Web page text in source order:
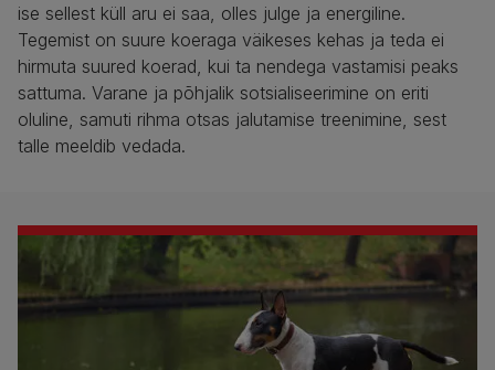
ise sellest küll aru ei saa, olles julge ja energiline.
Tegemist on suure koeraga väikeses kehas ja teda ei
hirmuta suured koerad, kui ta nendega vastamisi peaks
sattuma. Varane ja põhjalik sotsialiseerimine on eriti
oluline, samuti rihma otsas jalutamise treenimine, sest
talle meeldib vedada.